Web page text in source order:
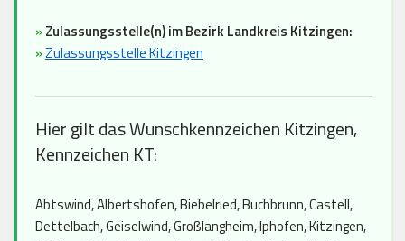
»Zulassungsstelle(n) im Bezirk Landkreis Kitzingen:
»Zulassungsstelle Kitzingen
Hier gilt das Wunschkennzeichen Kitzingen,
Kennzeichen KT:
Abtswind, Albertshofen, Biebelried, Buchbrunn, Castell,
Dettelbach, Geiselwind, Großlangheim, Iphofen, Kitzingen,